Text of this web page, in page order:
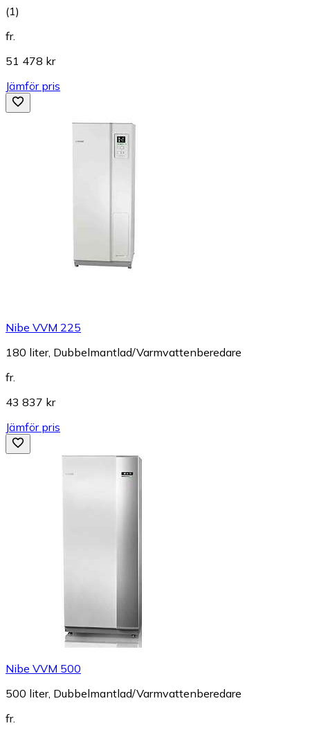
(1)
fr.
51 478 kr
Jämför pris
Nibe VVM 225
180 liter, Dubbelmantlad/Varmvattenberedare
fr.
43 837 kr
Jämför pris
Nibe VVM 500
500 liter, Dubbelmantlad/Varmvattenberedare
fr.